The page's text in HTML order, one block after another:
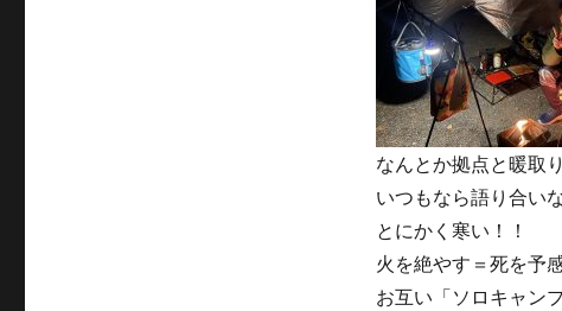
なんとか拠点と暖取
いつもなら語り合い
とにかく寒い！！
火を絶やす＝死を予
お互い「ソロキャン